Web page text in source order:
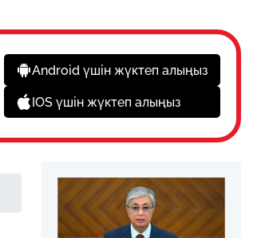
Android үшін жүктеп алыңыз
IOS үшін жүктеп алыңыз